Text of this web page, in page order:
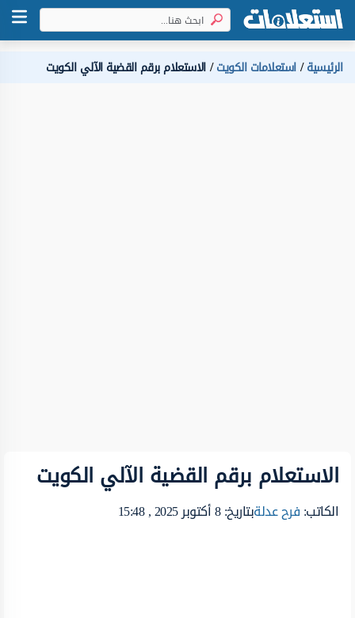
الرئيسية استعلامات الكويت الاستعلام برقم القضية الآلي الكويت
الاستعلام برقم القضية الآلي الكويت
الكاتب:فرح عدلةبتاريخ: 8 أكتوبر 2025 , 15:48